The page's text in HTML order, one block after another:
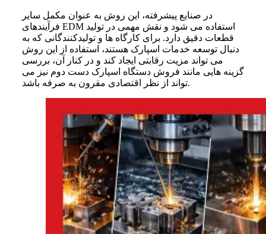
در صنایع پیشرفته، این روش به عنوان مکمل سایر
فرآیندهای EDM استفاده می شود و نقش مهمی در تولید
قطعات دقیق دارد. برای کارگاه ها و تولیدکنندگانی که به
دنبال توسعه خدمات اسپارک هستند، استفاده از این روش
می تواند مزیت رقابتی ایجاد کند و در کنار آن، بررسی
گزینه هایی مانند فروش دستگاه اسپارک دست دوم نیز می
تواند از نظر اقتصادی مقرون به صرفه باشد.